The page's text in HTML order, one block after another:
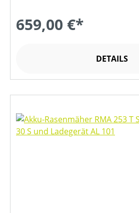
659,00 €*
DETAILS